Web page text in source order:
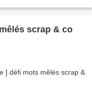
scrap & co